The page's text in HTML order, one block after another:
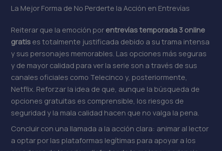
La Mejor Forma de No Perderte la Acción en Entrevías
Reiterar que la emoción por entrevías temporada 3 online
gratis es totalmente justificada debido a su trama intensa
y sus personajes memorables. Las opciones más seguras
y de mayor calidad para ver la serie son a través de sus
canales oficiales como Telecinco y, posteriormente,
Netflix. Reforzar la idea de que, aunque la búsqueda de
opciones gratuitas es comprensible, los riesgos de
seguridad y la mala calidad hacen que no valga la pena.
Concluir con una llamada a la acción clara: animar al lector
a optar por las plataformas legítimas para apoyar a los